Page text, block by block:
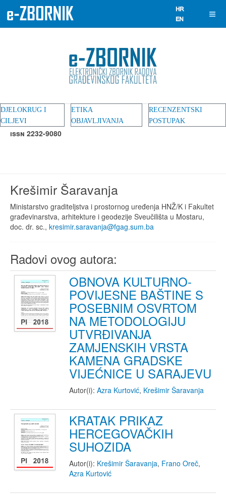
DJELOKRUG I
CILJEVI
ETIKA
OBJAVLJIVANJA
RECENZENTSKI
POSTUPAK
ISSN 2232-9080
Krešimir Šaravanja
Ministarstvo graditeljstva i prostornog uređenja HNŽ/K i Fakultet
građevinarstva, arhitekture i geodezije Sveučilišta u Mostaru,
doc. dr. sc., kresimir.saravanja@fgag.sum.ba
Radovi ovog autora:
OBNOVA KULTURNO-
POVIJESNE BAŠTINE S
POSEBNIM OSVRTOM
NA METODOLOGIJU
UTVRĐIVANJA
ZAMJENSKIH VRSTA
KAMENA GRADSKE
VIJEĆNICE U SARAJEVU
Autor(i): Azra Kurtović, Krešimir Šaravanja
KRATAK PRIKAZ
HERCEGOVAČKIH
SUHOZIDA
Autor(i): Krešimir Šaravanja, Frano Oreč,
Azra Kurtović